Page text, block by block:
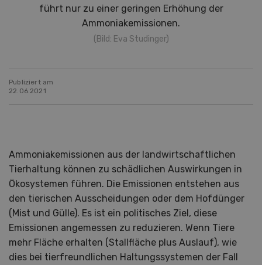
führt nur zu einer geringen Erhöhung der
Ammoniakemissionen.
(Bild: Eva Studinger)
Publiziert am
22.06.2021
Ammoniakemissionen aus der landwirtschaftlichen
Tierhaltung können zu schädlichen Auswirkungen in
Ökosystemen führen. Die Emissionen entstehen aus
den tierischen Ausscheidungen oder dem Hofdünger
(Mist und Gülle). Es ist ein politisches Ziel, diese
Emissionen angemessen zu reduzieren. Wenn Tiere
mehr Fläche erhalten (Stallfläche plus Auslauf), wie
dies bei tierfreundlichen Haltungssystemen der Fall